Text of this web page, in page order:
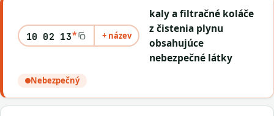
10 02 13* + název
kaly a filtračné koláče
z čistenia plynu
obsahujúce
nebezpečné látky
Nebezpečný